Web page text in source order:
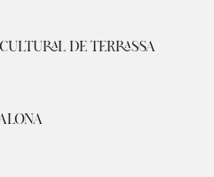
DE TERRASSA